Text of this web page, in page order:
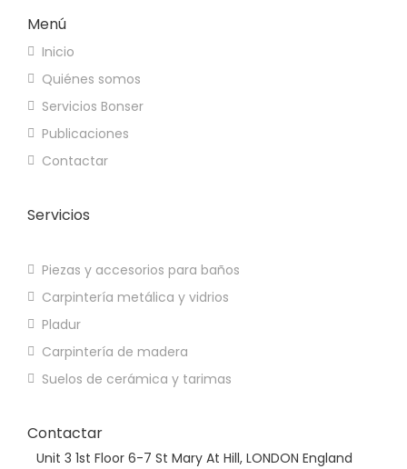
Menú
Inicio
Quiénes somos
Servicios Bonser
Publicaciones
Contactar
Servicios
Piezas y accesorios para baños
Carpintería metálica y vidrios
Pladur
Carpintería de madera
Suelos de cerámica y tarimas
Contactar
Unit 3 1st Floor 6-7 St Mary At Hill, LONDON England